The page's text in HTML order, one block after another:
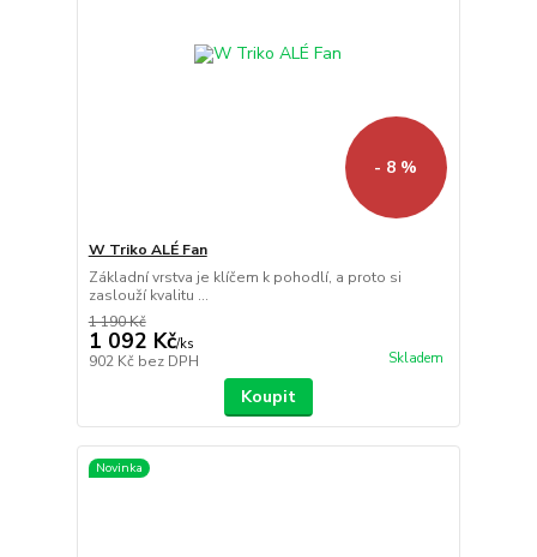
- 8 %
W Triko ALÉ Fan
Základní vrstva je klíčem k pohodlí, a proto si
zaslouží kvalitu ...
1 190 Kč
1 092 Kč/ks
902 Kč bez DPH Skladem
Koupit
Novinka